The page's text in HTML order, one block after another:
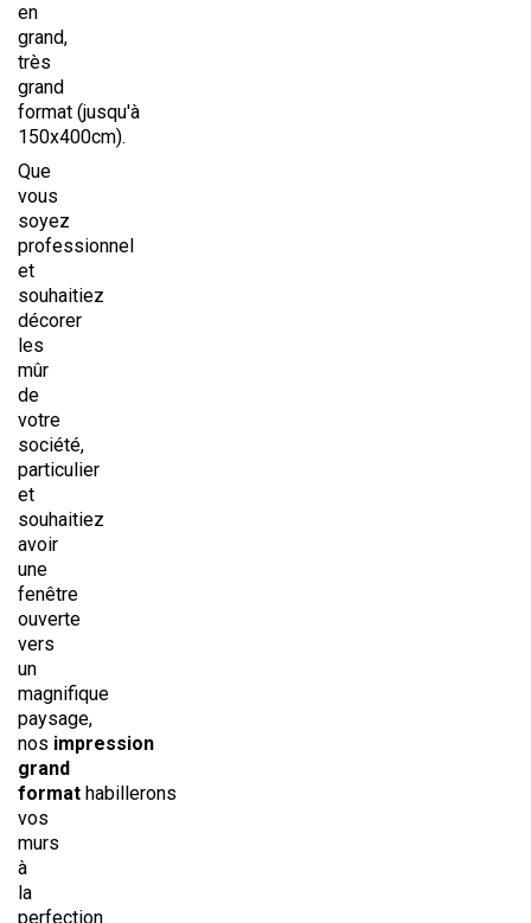
en
grand,
très
grand
format (jusqu'à
150x400cm).
Que
vous
soyez
professionnel
et
souhaitiez
décorer
les
mûr
de
votre
société,
particulier
et
souhaitiez
avoir
une
fenêtre
ouverte
vers
un
magnifique
paysage,
nos impression
grand
format habillerons
vos
murs
à
la
perfection.